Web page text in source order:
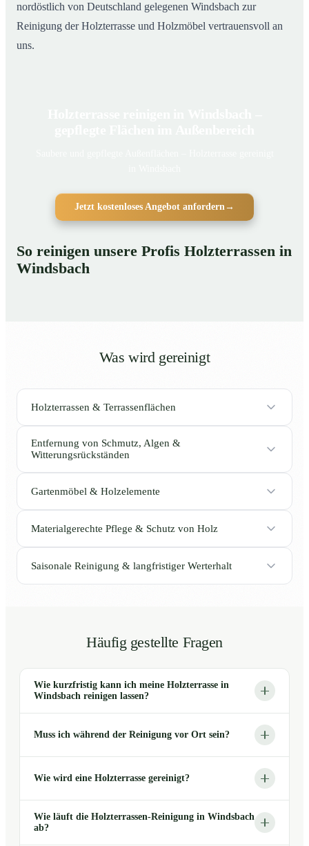
nordöstlich von Deutschland gelegenen Windsbach zur
Reinigung der Holzterrasse und Holzmöbel vertrauensvoll an
uns.
Jetzt kostenloses Angebot anfordern→
So reinigen unsere Profis Holzterrassen in
Windsbach
Was wird gereinigt
Holzterrassen & Terrassenflächen
Entfernung von Schmutz, Algen &
Witterungsrückständen
Gartenmöbel & Holzelemente
Materialgerechte Pflege & Schutz von Holz
Saisonale Reinigung & langfristiger Werterhalt
Häufig gestellte Fragen
Wie kurzfristig kann ich meine Holzterrasse in
Windsbach reinigen lassen?
Muss ich während der Reinigung vor Ort sein?
Wie wird eine Holzterrasse gereinigt?
Wie läuft die Holzterrassen-Reinigung in Windsbach
ab?